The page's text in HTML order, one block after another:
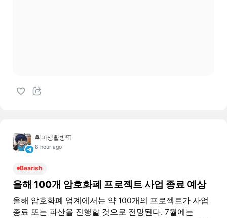
취미생활방📮
8 hour ago
Bearish
올해 100개 암호화폐 프로젝트 사업 종료 예상
올해 암호화폐 업계에서는 약 100개의 프로젝트가 사업
종료 또는 파산을 진행할 것으로 전망된다. 7월에는